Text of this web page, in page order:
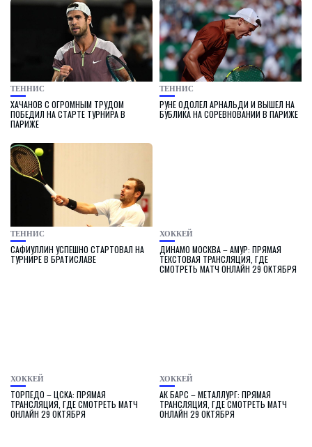
ТЕННИС
ХАЧАНОВ С ОГРОМНЫМ ТРУДОМ
ПОБЕДИЛ НА СТАРТЕ ТУРНИРА В
ПАРИЖЕ
ТЕННИС
РУНЕ ОДОЛЕЛ АРНАЛЬДИ И ВЫШЕЛ НА
БУБЛИКА НА СОРЕВНОВАНИИ В ПАРИЖЕ
ТЕННИС
САФИУЛЛИН УСПЕШНО СТАРТОВАЛ НА
ТУРНИРЕ В БРАТИСЛАВЕ
ХОККЕЙ
ДИНАМО МОСКВА – АМУР: ПРЯМАЯ
ТЕКСТОВАЯ ТРАНСЛЯЦИЯ, ГДЕ
СМОТРЕТЬ МАТЧ ОНЛАЙН 29 ОКТЯБРЯ
ХОККЕЙ
ТОРПЕДО – ЦСКА: ПРЯМАЯ
ТРАНСЛЯЦИЯ, ГДЕ СМОТРЕТЬ МАТЧ
ОНЛАЙН 29 ОКТЯБРЯ
ХОККЕЙ
АК БАРС – МЕТАЛЛУРГ: ПРЯМАЯ
ТРАНСЛЯЦИЯ, ГДЕ СМОТРЕТЬ МАТЧ
ОНЛАЙН 29 ОКТЯБРЯ